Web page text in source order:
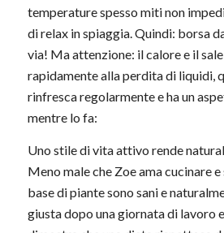
temperature spesso miti non
di relax in spiaggia. Quindi: borsa
via! Ma attenzione: il calore e il
rapidamente alla perdita di liquidi,
rinfresca regolarmente e ha un
mentre lo fa:
Uno stile di vita attivo rende
Meno male che Zoe ama cucinare
base di piante sono sani e
giusta dopo una giornata di lavoro